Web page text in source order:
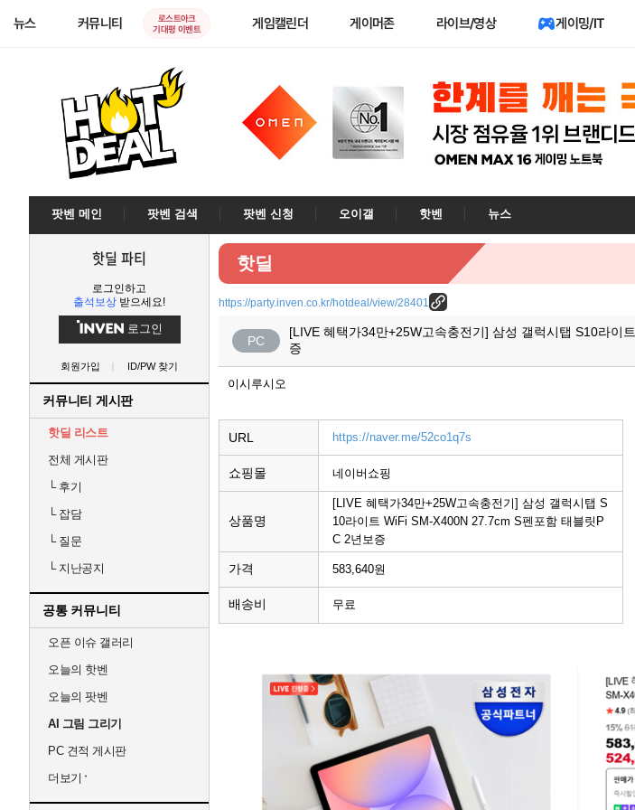
뉴스 커뮤니티
로스트아크
기대평 이벤트
게임캘린더 게이머존 라이브/영상 게이밍/IT
팟벤 메인 팟벤 검색 팟벤 신청 오이갤 핫벤
뉴스
핫딜 파티
로그인하고
출석보상 받으세요!
로그인
회원가입 ID/PW 찾기
커뮤니티 게시판
핫딜 리스트
전체 게시판
└후기
└잡담
└질문
└지난공지
공통 커뮤니티
오픈 이슈 갤러리
오늘의 핫벤
오늘의 팟벤
AI 그림 그리기
PC 견적 게시판
더보기
핫딜
https://party.inven.co.kr/hotdeal/view/28401
PC
[LIVE 혜택가34만+25W고속충전기] 삼성 갤럭시탭 S10라이
증
이시루시오
URL https://naver.me/52co1q7s
쇼핑몰 네이버쇼핑
상품명
[LIVE 혜택가34만+25W고속충전기] 삼성 갤럭시탭 S
10라이트 WiFi SM-X400N 27.7cm S펜포함 태블릿P
C 2년보증
가격 583,640원
배송비 무료